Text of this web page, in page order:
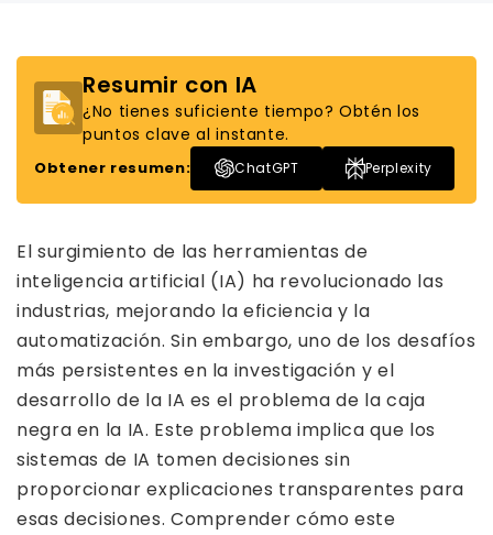
Resumir con IA
¿No tienes suficiente tiempo? Obtén los
puntos clave al instante.
Obtener resumen: ChatGPT Perplexity
El surgimiento de las herramientas de
inteligencia artificial (IA) ha revolucionado las
industrias, mejorando la eficiencia y la
automatización. Sin embargo, uno de los desafíos
más persistentes en la investigación y el
desarrollo de la IA es el problema de la caja
negra en la IA. Este problema implica que los
sistemas de IA tomen decisiones sin
proporcionar explicaciones transparentes para
esas decisiones. Comprender cómo este